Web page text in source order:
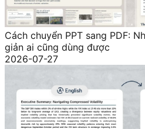
Cách chuyển PPT sang PDF:
giản ai cũng dùng được
2026-07-27